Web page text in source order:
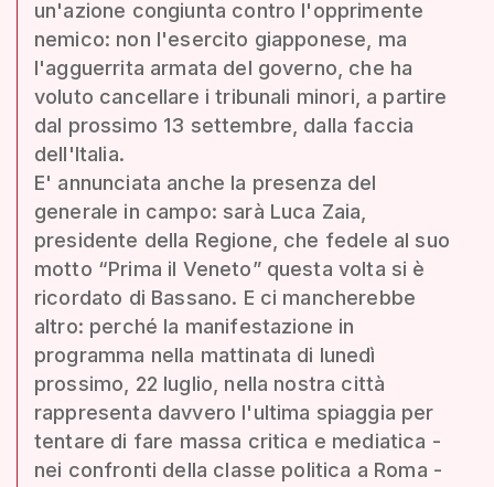
un'azione congiunta contro l'opprimente
nemico: non l'esercito giapponese, ma
l'agguerrita armata del governo, che ha
voluto cancellare i tribunali minori, a partire
dal prossimo 13 settembre, dalla faccia
dell'Italia.
E' annunciata anche la presenza del
generale in campo: sarà Luca Zaia,
presidente della Regione, che fedele al suo
motto “Prima il Veneto” questa volta si è
ricordato di Bassano. E ci mancherebbe
altro: perché la manifestazione in
programma nella mattinata di lunedì
prossimo, 22 luglio, nella nostra città
rappresenta davvero l'ultima spiaggia per
tentare di fare massa critica e mediatica -
nei confronti della classe politica a Roma -